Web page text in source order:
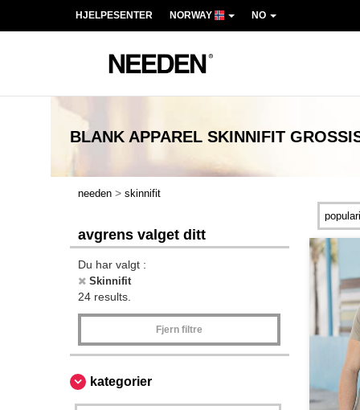
HJELPESENTER NORWAY NO
BLANK APPAREL SKINNIFIT
needen > skinnifit
avgrens valget ditt
Du har valgt :
Skinnifit
24 results.
Fjern filtre
kategorier